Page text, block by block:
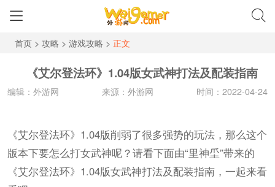
首页> 攻略 > 游戏攻略 > 正文
《艾尔登法环》1.04版女武神打法及配装指南
编辑：外游网 来源：外游网 时间：2022-04-24
《艾尔登法环》1.04版削弱了很多强势的玩法，那么这个
版本下要怎么打女武神呢？请看下面由“里神坕”带来的
《艾尔登法环》1.04版女武神打法及配装指南，一起来看